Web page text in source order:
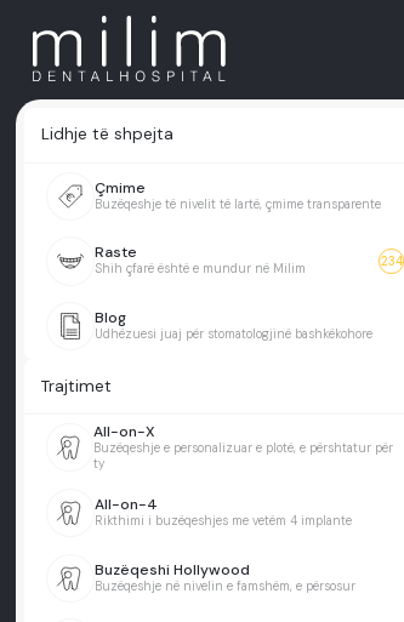
Lidhje të shpejta
Çmime
Buzëqeshje të nivelit të lartë, çmime transparente
Raste
Shih çfarë është e mundur në Milim 234
Blog
Udhëzuesi juaj për stomatologjinë bashkëkohore
Trajtimet
All-on-X
Buzëqeshje e personalizuar e plotë, e përshtatur për
ty
All-on-4
Rikthimi i buzëqeshjes me vetëm 4 implante
Buzëqeshi Hollywood
Buzëqeshje në nivelin e famshëm, e përsosur